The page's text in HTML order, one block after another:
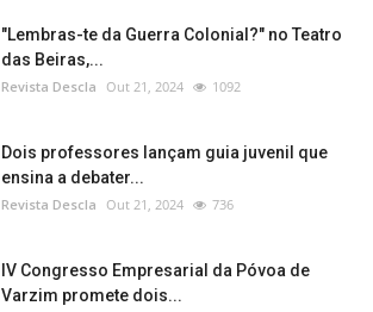
"Lembras-te da Guerra Colonial?" no Teatro
das Beiras,...
Revista Descla Out 21, 2024 1092
Dois professores lançam guia juvenil que
ensina a debater...
Revista Descla Out 21, 2024 736
IV Congresso Empresarial da Póvoa de
Varzim promete dois...